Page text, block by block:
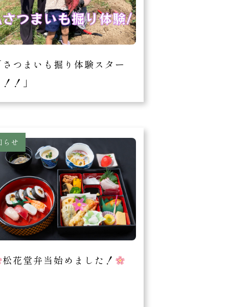
つまいも掘り体験スター
！」
らせ
松花堂弁当始めました！